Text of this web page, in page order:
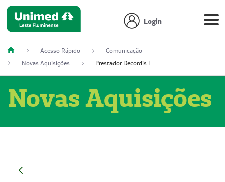
Login
Acesso Rápido
Comunicação
Novas Aquisições
Prestador Decordis Exames Cardiológicos LTDA (51004347-4)
Novas Aquisições